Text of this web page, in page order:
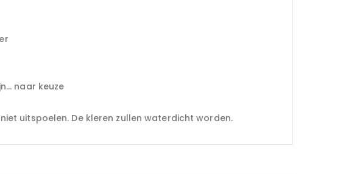
naar keuze
uitspoelen. De kleren zullen waterdicht worden.